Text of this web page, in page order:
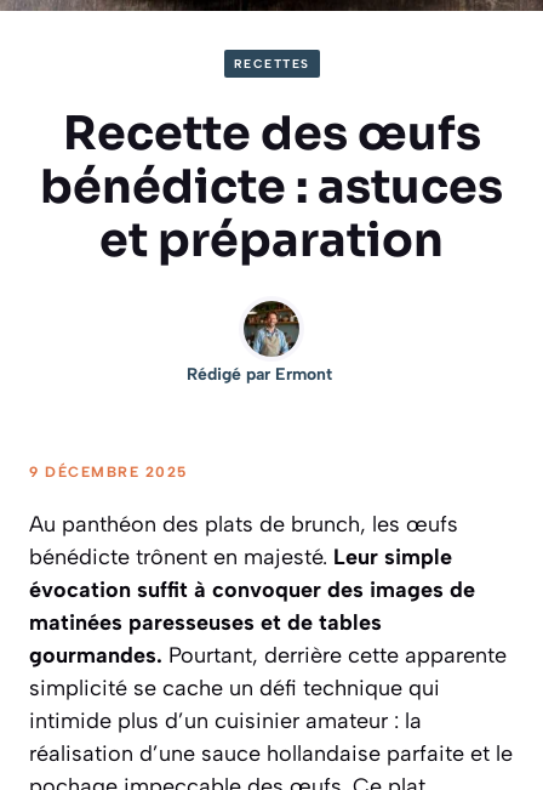
RECETTES
Recette des œufs
bénédicte : astuces
et préparation
Rédigé par Ermont
9 DÉCEMBRE 2025
Au panthéon des plats de brunch, les œufs
bénédicte trônent en majesté. Leur simple
évocation suffit à convoquer des images de
matinées paresseuses et de tables
gourmandes. Pourtant, derrière cette apparente
simplicité se cache un défi technique qui
intimide plus d’un cuisinier amateur : la
réalisation d’une sauce hollandaise parfaite et le